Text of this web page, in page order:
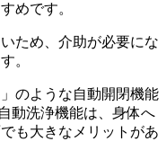
めです。
ため、介助が必要にな
。
のような自動開閉機能
動洗浄機能は、身体へ
も大きなメリットがあ